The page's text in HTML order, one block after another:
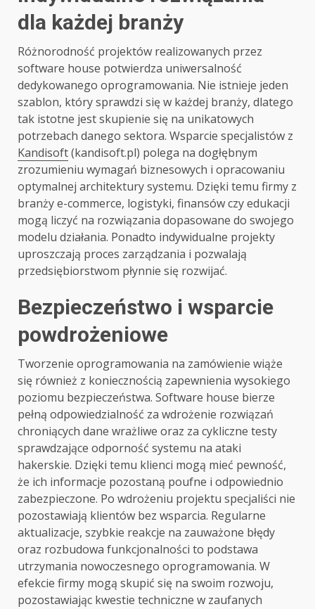
dla każdej branży
Różnorodność projektów realizowanych przez
software house potwierdza uniwersalność
dedykowanego oprogramowania. Nie istnieje jeden
szablon, który sprawdzi się w każdej branży, dlatego
tak istotne jest skupienie się na unikatowych
potrzebach danego sektora. Wsparcie specjalistów z
Kandisoft(kandisoft.pl) polega na dogłębnym
zrozumieniu wymagań biznesowych i opracowaniu
optymalnej architektury systemu. Dzięki temu firmy z
branży e-commerce, logistyki, finansów czy edukacji
mogą liczyć na rozwiązania dopasowane do swojego
modelu działania. Ponadto indywidualne projekty
uproszczają proces zarządzania i pozwalają
przedsiębiorstwom płynnie się rozwijać.
Bezpieczeństwo i wsparcie
powdrożeniowe
Tworzenie oprogramowania na zamówienie wiąże
się również z koniecznością zapewnienia wysokiego
poziomu bezpieczeństwa. Software house bierze
pełną odpowiedzialność za wdrożenie rozwiązań
chroniących dane wrażliwe oraz za cykliczne testy
sprawdzające odporność systemu na ataki
hakerskie. Dzięki temu klienci mogą mieć pewność,
że ich informacje pozostaną poufne i odpowiednio
zabezpieczone. Po wdrożeniu projektu specjaliści nie
pozostawiają klientów bez wsparcia. Regularne
aktualizacje, szybkie reakcje na zauważone błędy
oraz rozbudowa funkcjonalności to podstawa
utrzymania nowoczesnego oprogramowania. W
efekcie firmy mogą skupić się na swoim rozwoju,
pozostawiając kwestie techniczne w zaufanych